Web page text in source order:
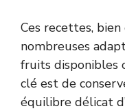
Ces recettes, bien
nombreuses
fruits disponibles
clé est de
équilibre délicat